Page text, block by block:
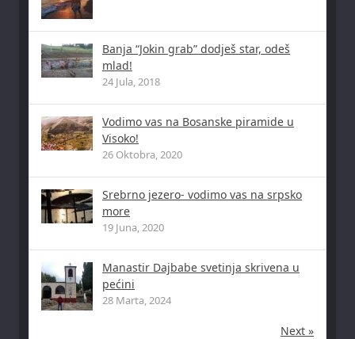
Banja “Jokin grab” dodješ star, odeš
mlad!
24 Jula, 2018
Vodimo vas na Bosanske piramide u
Visoko!
26 Oktobra, 2020
Srebrno jezero- vodimo vas na srpsko
more
19 Juna, 2020
Manastir Dajbabe svetinja skrivena u
pećini
28 Marta, 2024
Next »